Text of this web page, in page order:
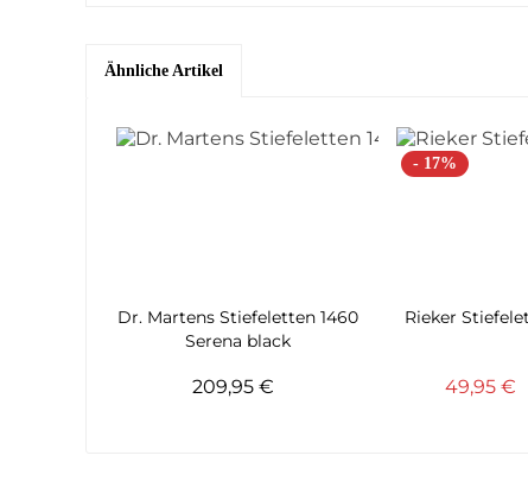
Ähnliche Artikel
Dr. Martens Stiefeletten 1460
Serena black
209,95 €
- 17%
Rieker
49,95 €